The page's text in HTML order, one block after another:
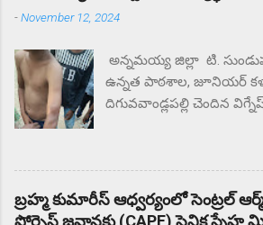
-November 12, 2024
అన్నమయ్య జిల్లా టి.
ఉన్నత పాఠశాల, జూనియర్
దిగువవాండ్లపల్లి చెందిన
సృహకోల్పోయిన విద్యార్థి.
పాఠశాల వద్ద తల్లిదండ్రులు
తల్లిదండ్రులు ప్రశ్నిస్తే మీకు
సంఘటన స్థలం నుంచి
బ్రహ్మ కుమారీస్ ఆధ్వర్యంలో సెంట్రల్
ఫోర్సెస్ జవాన్లకు (CAPF) సైనిక స్నేహ